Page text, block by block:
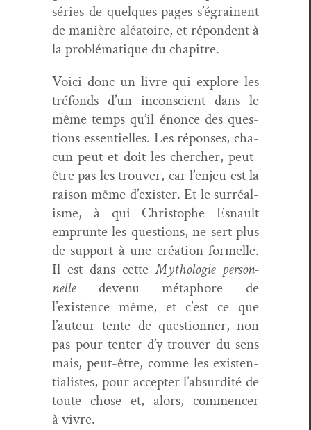
séries de quelques pages s’égrainent
de manière aléa­toire, et répon­dent à
la prob­lé­ma­tique du chapitre.
Voici donc un livre qui explore les
tré­fonds d’un incon­scient dans le
même temps qu’il énonce des ques­
tions essen­tielles. Les répons­es, cha­
cun peut et doit les chercher, peut-
être pas les trou­ver, car l’enjeu est la
rai­son même d’exister. Et le sur­réal­
isme, à qui Christophe Esnault
emprunte les ques­tions, ne sert plus
de sup­port à une créa­tion formelle.
Il est dans cetteMytholo­gie per­son­
nelledevenu métaphore de
l’existence même, et c’est ce que
l’auteur tente de ques­tion­ner, non
pas pour ten­ter d’y trou­ver du sens
mais, peut-être, comme les exis­ten­
tial­istes, pour accepter l’absurdité de
toute chose et, alors, com­mencer
à vivre.